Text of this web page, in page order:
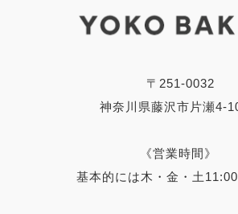
〒251-0032
神奈川県藤沢市片瀬4-
《営業時間》
基本的には木・金・土